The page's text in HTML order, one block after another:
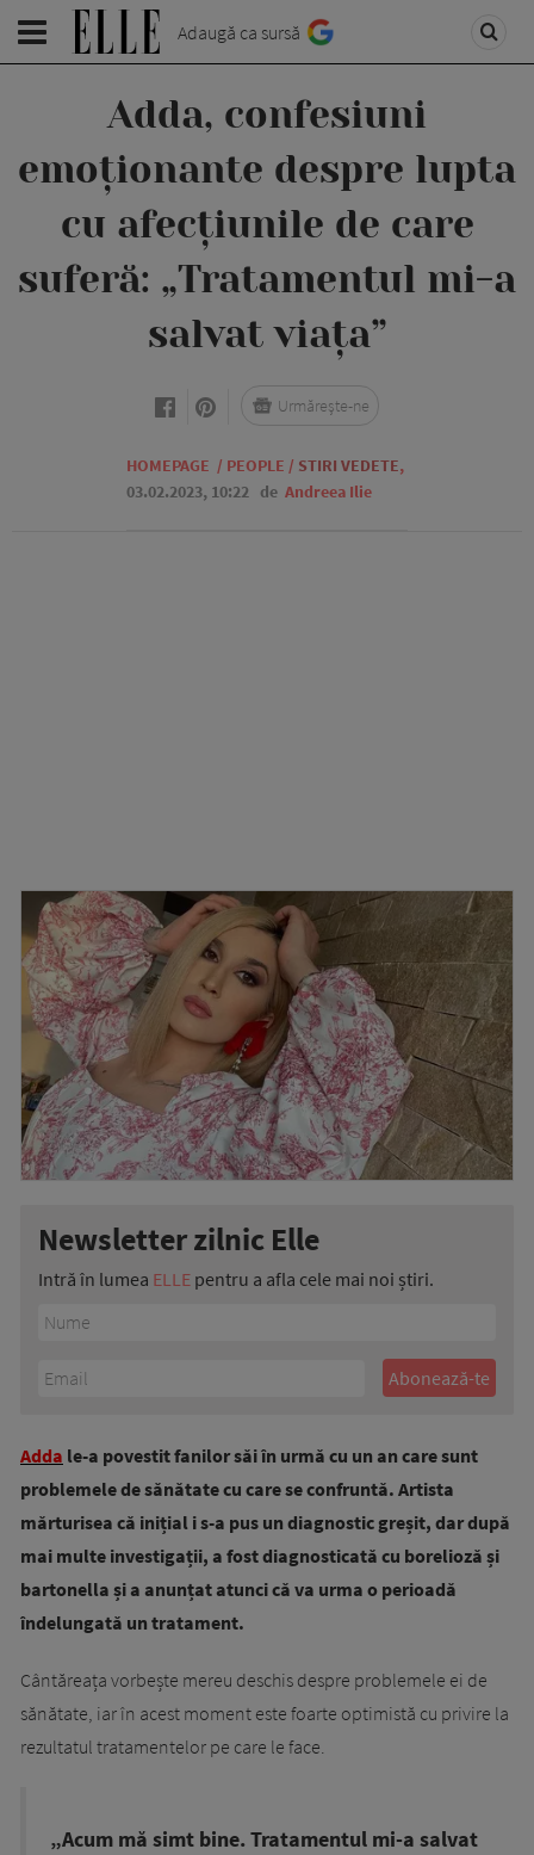
Adaugă ca sursă
Adda, confesiuni
emoționante despre lupta
cu afecțiunile de care
suferă: „Tratamentul mi-a
salvat viața”
HOMEPAGE / PEOPLE / STIRI VEDETE,
03.02.2023, 10:22 de Andreea Ilie
Urmărește-ne
Newsletter zilnic Elle
Intră în lumea ELLE pentru a afla cele mai noi știri.
Adda le-a povestit fanilor săi în urmă cu un an care sunt
problemele de sănătate cu care se confruntă. Artista
mărturisea că inițial i s-a pus un diagnostic greșit, dar după
mai multe investigații, a fost diagnosticată cu borelioză și
bartonella și a anunțat atunci că va urma o perioadă
îndelungată un tratament.
Cântăreața vorbește mereu deschis despre problemele ei de
sănătate, iar în acest moment este foarte optimistă cu privire la
rezultatul tratamentelor pe care le face.
„Acum mă simt bine. Tratamentul mi-a salvat